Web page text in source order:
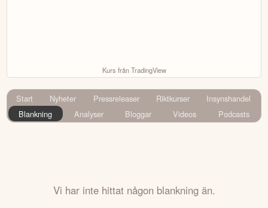
Kurs från TradingView
Start Nyheter Pressreleaser Riktkurser
Insynshandel
Blankning
Analyser Bloggar Videos Podcasts
Vi har inte hittat någon blankning än.